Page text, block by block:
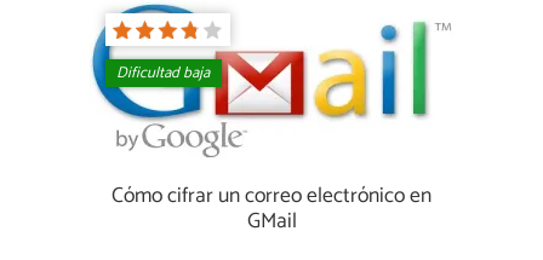
Dificultad baja
Cómo cifrar un correo electrónico en
GMail